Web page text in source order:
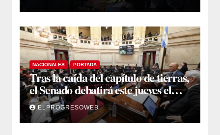
NACIONALES PORTADA
Tras la caída del capítulo de tierras,
el Senado debatirá este jueves el
proyecto sobre propiedad privada
ELPROGRESOWEB